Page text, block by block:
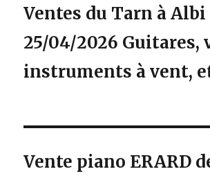
Ventes du Tarn à Albi
25/04/2026 Guitares,
instruments à vent,
Vente piano ERARD